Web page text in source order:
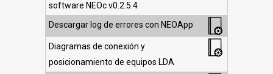
software NEOc v0.2.5.4
Descargar log de errores con NEOApp
Diagramas de conexión y
posicionamiento de equipos LDA